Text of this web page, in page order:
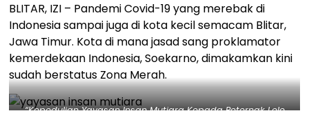
BLITAR, IZI – Pandemi Covid-19 yang merebak di
Indonesia sampai juga di kota kecil semacam Blitar,
Jawa Timur. Kota di mana jasad sang proklamator
kemerdekaan Indonesia, Soekarno, dimakamkan kini
sudah berstatus Zona Merah.
“Kepedulian Yayasan Insan Mutiara Kepada Peternak Lele